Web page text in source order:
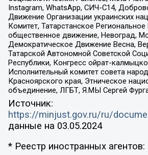
Instagram, WhatsApp, СИЧ-С14,
Движение Организации украинских
Комитет, Татарстанское Региональное
общественное движение, Невоград,
Демократическое Движение Весна,
Татарской Автономной Советской
Республики, Конгресс ойрат-
Исполнительный комитет совета
Красноярского края, Этническое
объединение, ЛГБТ, Я.МЫ Сергей
Источник:
https://minjust.gov.ru/ru/
данные на 03.05.2024
* Реестр иностранных агентов: